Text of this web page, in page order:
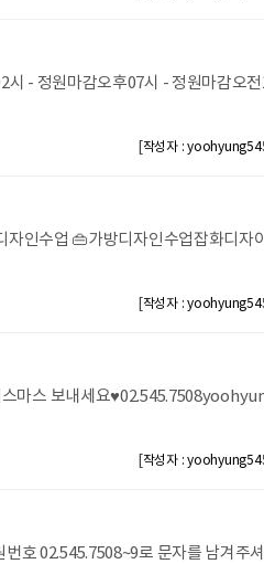
- 정원마감오후07시 - 정원마감오
작성자 :
인수업 👜가방디자인수업잡화디자
작성자 :
스마스 보내세요
작성자 :
호 02.545.7508~9로 문자를 남겨주